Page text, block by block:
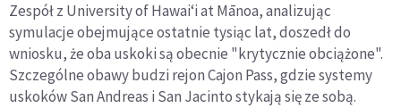
Zespół z University of Hawaiʻi at Mānoa, analizując
symulacje obejmujące ostatnie tysiąc lat, doszedł do
wniosku, że oba uskoki są obecnie "krytycznie obciążone".
Szczególne obawy budzi rejon Cajon Pass, gdzie systemy
uskoków San Andreas i San Jacinto stykają się ze sobą.